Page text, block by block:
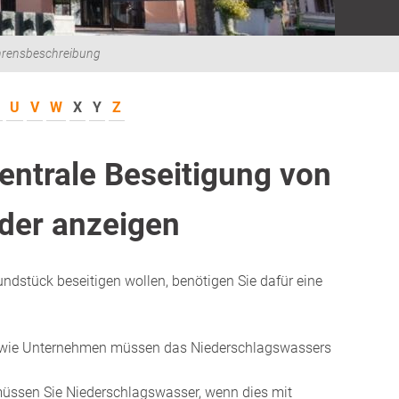
U V W X Y Z
Beseitigung von
anzeigen
beseitigen wollen, benötigen Sie dafür eine
Unternehmen müssen das Niederschlagswassers
Sie Niederschlagswasser, wenn dies mit